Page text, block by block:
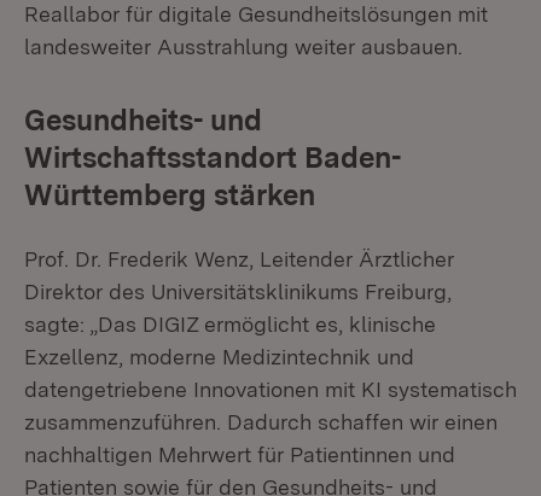
Reallabor für digitale Gesundheitslösungen mit
landesweiter Ausstrahlung weiter ausbauen.
Gesundheits- und
Wirtschaftsstandort Baden-
Württemberg stärken
Prof. Dr. Frederik Wenz, Leitender Ärztlicher
Direktor des Universitätsklinikums Freiburg,
sagte: „Das DIGIZ ermöglicht es, klinische
Exzellenz, moderne Medizintechnik und
datengetriebene Innovationen mit KI systematisch
zusammenzuführen. Dadurch schaffen wir einen
nachhaltigen Mehrwert für Patientinnen und
Patienten sowie für den Gesundheits- und